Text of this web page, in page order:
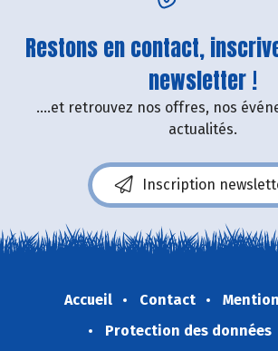
Restons en contact,
newsletter !
....et retrouvez nos offres, nos
actualités.
Inscription
Accueil Contact
Protection des données